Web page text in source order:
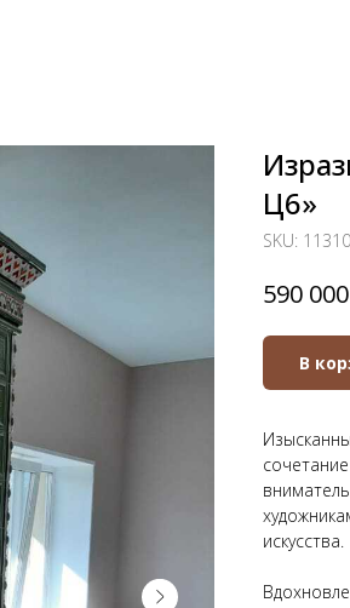
Ц6»
SKU:
590 000
В
искусства.